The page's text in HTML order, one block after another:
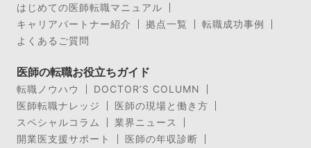
はじめての医師転職マニュアル
キャリアパートナー紹介
拠点一覧
転職成功事例
よくあるご質問
医師の転職お役立ちガイド
転職ノウハウ
DOCTOR’S COLUMN
医師転職ナレッジ
医師の現場と働き方
スペシャルコラム
業界ニュース
開業医支援サポート
医師の年収診断